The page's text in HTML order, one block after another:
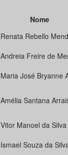
Nome
Renata Rebello
Andreia Freire de
Maria José Bryanne
Amélia Santana
Vitor Manoel da
Ismael Souza da